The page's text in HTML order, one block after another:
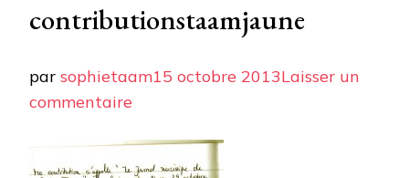
contributionstaamjaune
par sophietaam15 octobre 2013Laisser un
commentairesur